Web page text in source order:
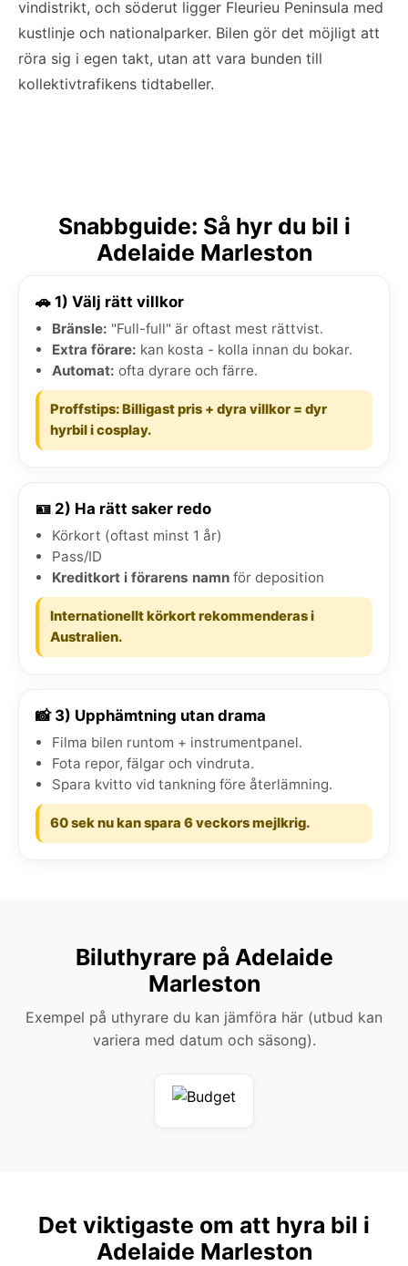
vindistrikt, och söderut ligger Fleurieu Peninsula med
kustlinje och nationalparker. Bilen gör det möjligt att
röra sig i egen takt, utan att vara bunden till
kollektivtrafikens tidtabeller.
Snabbguide: Så hyr du bil i
Adelaide Marleston
🚗 1) Välj rätt villkor
Bränsle: "Full-full" är oftast mest rättvist.
Extra förare: kan kosta - kolla innan du bokar.
Automat: ofta dyrare och färre.
Proffstips: Billigast pris + dyra villkor = dyr
hyrbil i cosplay.
🪪 2) Ha rätt saker redo
Körkort (oftast minst 1 år)
Pass/ID
Kreditkort i förarens namn för deposition
Internationellt körkort rekommenderas i
Australien.
📸 3) Upphämtning utan drama
Filma bilen runtom + instrumentpanel.
Fota repor, fälgar och vindruta.
Spara kvitto vid tankning före återlämning.
60 sek nu kan spara 6 veckors mejlkrig.
Biluthyrare på Adelaide
Marleston
Exempel på uthyrare du kan jämföra här (utbud kan
variera med datum och säsong).
Det viktigaste om att hyra bil i
Adelaide Marleston